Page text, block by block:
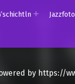
by https://